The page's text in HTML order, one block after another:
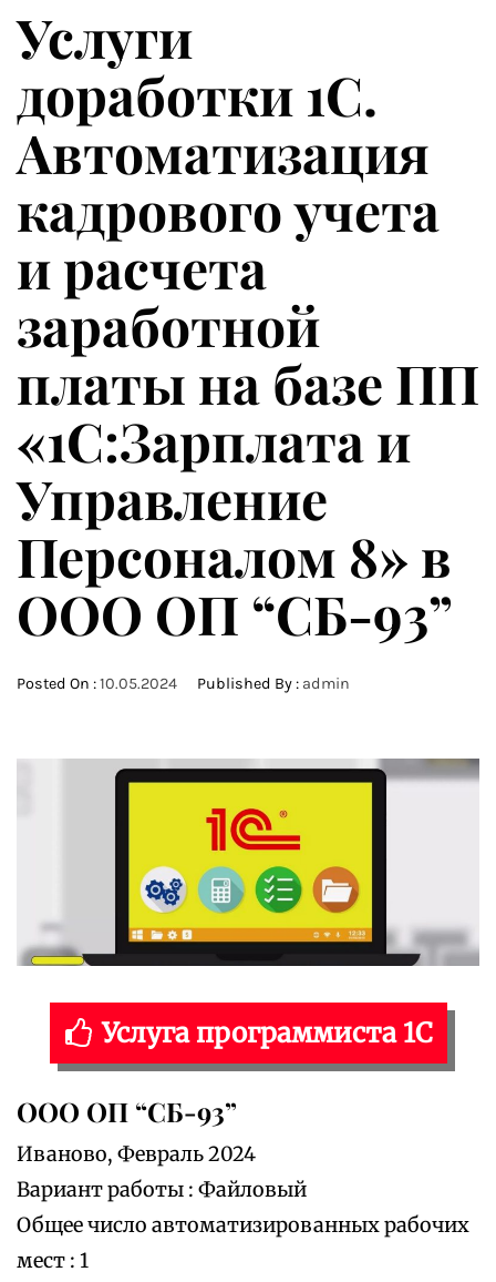
Услуги
доработки 1С.
Автоматизация
кадрового учета
и расчета
заработной
платы на базе ПП
«1С:Зарплата и
Управление
Персоналом 8» в
ООО ОП “СБ-93”
Posted On :10.05.2024 Published By : admin
Услуга программиста 1С
ООО ОП “СБ-93”
Иваново, Февраль 2024
Вариант работы : Файловый
Общее число автоматизированных рабочих
мест : 1